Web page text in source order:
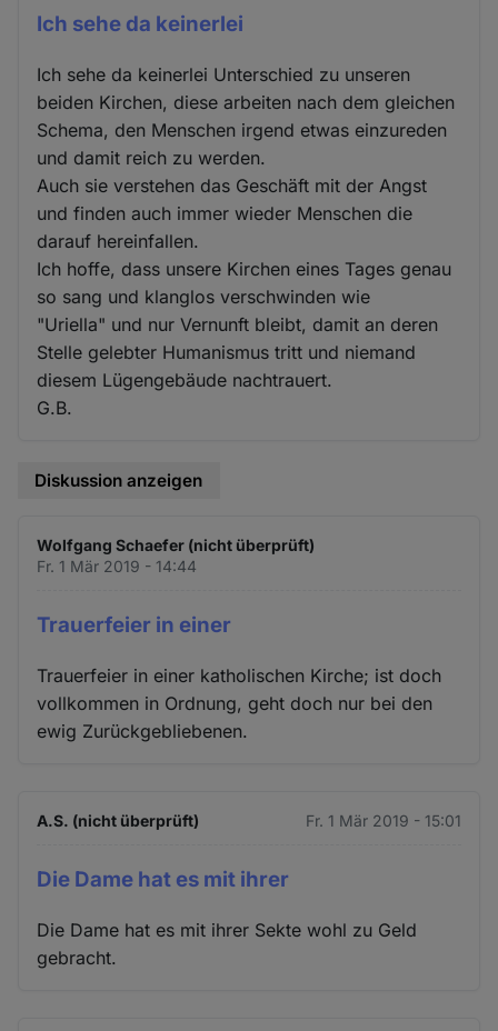
Ich sehe da keinerlei
Ich sehe da keinerlei Unterschied zu unseren
beiden Kirchen, diese arbeiten nach dem gleichen
Schema, den Menschen irgend etwas einzureden
und damit reich zu werden.
Auch sie verstehen das Geschäft mit der Angst
und finden auch immer wieder Menschen die
darauf hereinfallen.
Ich hoffe, dass unsere Kirchen eines Tages genau
so sang und klanglos verschwinden wie
"Uriella" und nur Vernunft bleibt, damit an deren
Stelle gelebter Humanismus tritt und niemand
diesem Lügengebäude nachtrauert.
G.B.
Diskussion anzeigen
Wolfgang Schaefer (nicht überprüft)
Fr. 1 Mär 2019 - 14:44
Trauerfeier in einer
Trauerfeier in einer katholischen Kirche; ist doch
vollkommen in Ordnung, geht doch nur bei den
ewig Zurückgebliebenen.
A.S. (nicht überprüft) Fr. 1 Mär 2019 - 15:01
Die Dame hat es mit ihrer
Die Dame hat es mit ihrer Sekte wohl zu Geld
gebracht.